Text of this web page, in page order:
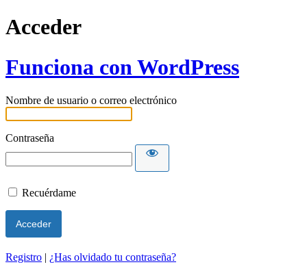
Acceder
Funciona con WordPress
Nombre de usuario o correo electrónico
Contraseña
Recuérdame
Registro | ¿Has olvidado tu contraseña?